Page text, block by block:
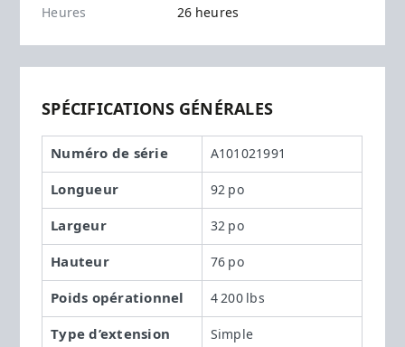
Heures
26 heures
SPÉCIFICATIONS GÉNÉRALES
Numéro de série A101021991
Longueur 92 po
Largeur 32 po
Hauteur 76 po
Poids opérationnel 4 200 lbs
Type d’extension Simple